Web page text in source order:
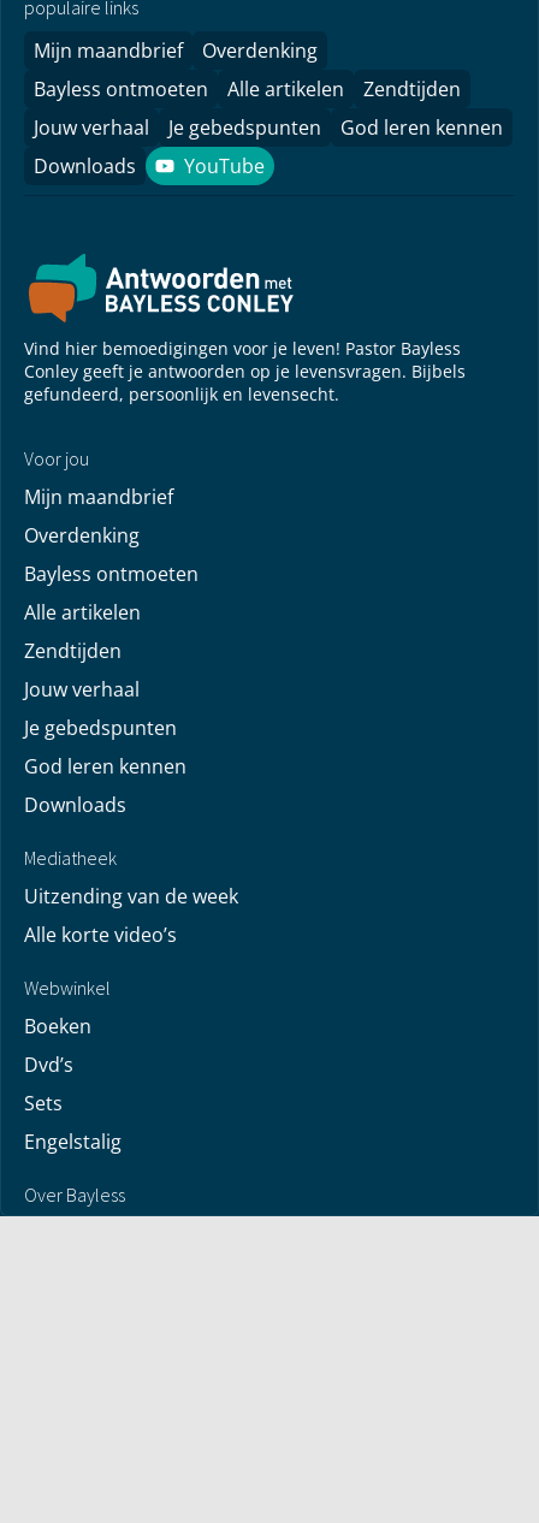
populaire links
Mijn maandbrief
Overdenking
Bayless ontmoeten
Alle artikelen
Zendtijden
Jouw verhaal
Je gebedspunten
God leren kennen
Downloads
YouTube
YouTube
Vind hier bemoedigingen voor je leven! Pastor Bayless
Conley geeft je antwoorden op je levensvragen. Bijbels
gefundeerd, persoonlijk en levensecht.
Voor jou
Mijn maandbrief
Overdenking
Bayless ontmoeten
Alle artikelen
Zendtijden
Jouw verhaal
Je gebedspunten
God leren kennen
Downloads
Mediatheek
Uitzending van de week
Alle korte video’s
Webwinkel
Boeken
Dvd’s
Sets
Engelstalig
Over Bayless